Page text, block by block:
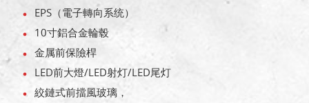
EPS（電子轉向系统）
10寸鋁合金輪毂
金属前保險桿
LED前大燈/LED射灯/LED尾灯
絞鏈式前擋風玻璃，